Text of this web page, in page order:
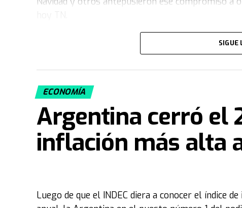
En el sector, la coincidencia es que cuanto antes
stock se consigue y a precios más accesibles.
compraron entre fines de noviembre y principios
un 30%.
Otro de los beneficios es la diversidad de
quieren mochilas, carpetas, cartucheras u otros
Por último, de acuerdo con las
respecto del mismo mes de 2022.
SIGUE
ECONOMÍA
Argentina cerró el
inflación más alta
Luego de que el INDEC diera a conocer el índice